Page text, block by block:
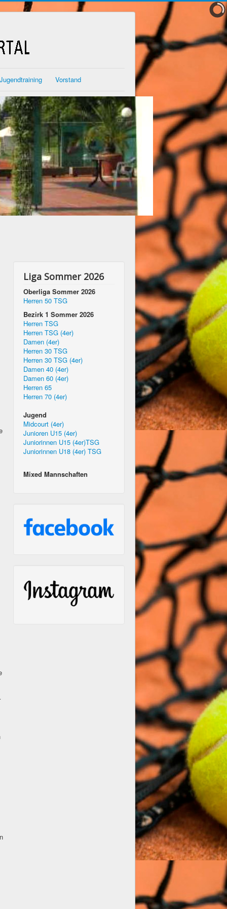
Jugendtraining Vorstand
Liga Sommer 2026
Oberliga Sommer 2026
Herren 50 TSG
Bezirk 1 Sommer 2026
Herren TSG
Herren TSG (4er)
Damen (4er)
Herren 30 TSG
Herren 30 TSG (4er)
Damen 40 (4er)
Damen 60 (4er)
Herren 65
Herren 70 (4er)
Jugend
Midcourt (4er)
Junioren U15 (4er)
Juniorinnen U15 (4er)TSG
Juniorinnen U18 (4er) TSG
Mixed Mannschaften